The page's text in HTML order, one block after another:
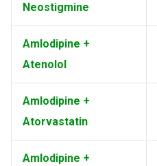
Neostigmine
Amlodipine +
Atenolol
Amlodipine +
Atorvastatin
Amlodipine +